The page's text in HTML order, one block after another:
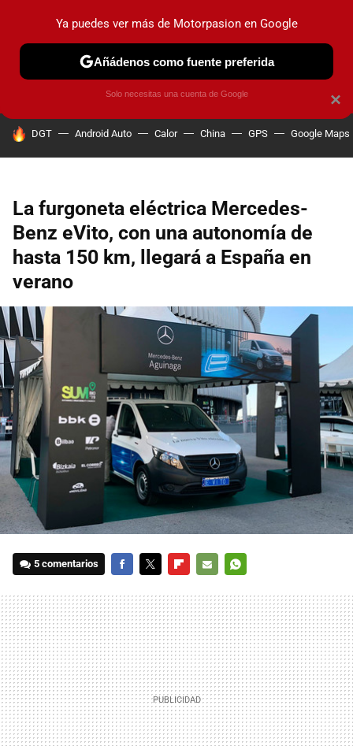
PRUEBAS COCHES ELÉCTRICOS OBSERVATORIO
HOY SE HABLA DE
DGT Android Auto Calor China GPS Google Maps
La furgoneta eléctrica Mercedes-
Benz eVito, con una autonomía de
hasta 150 km, llegará a España en
verano
5 comentarios
MAIL
×
Ya puedes ver más de Motorpasion en Google
Añádenos como fuente preferida
Solo necesitas una cuenta de Google